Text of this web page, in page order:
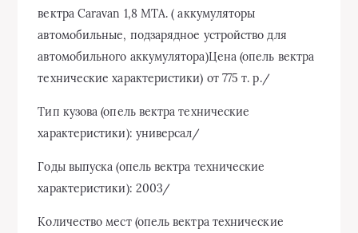
вектра Caravan 1,8 MTA. ( аккумуляторы
автомобильные, подзарядное устройство для
автомобильного аккумулятора)Цена (опель вектра
технические характеристики) от 775 т. р./
Тип кузова (опель вектра технические
характеристики): универсал/
Годы выпуска (опель вектра технические
характеристики): 2003/
Количество мест (опель вектра технические